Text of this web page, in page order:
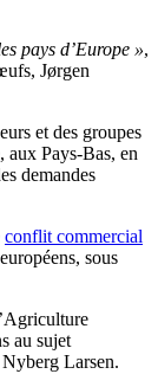
pays d’Europe »,
Jørgen
et des groupes
aux Pays-Bas, en
demandes
conflit commercial
sous
au sujet
Larsen.